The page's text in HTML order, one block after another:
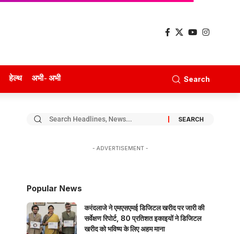
हेल्थ अभी- अभी Search
- ADVERTISEMENT -
Popular News
करंदलाजे ने एमएसएमई डिजिटल खरीद पर जारी की
सर्वेक्षण रिपोर्ट, 80 प्रतिशत इकाइयों ने डिजिटल
खरीद को भविष्य के लिए अहम माना